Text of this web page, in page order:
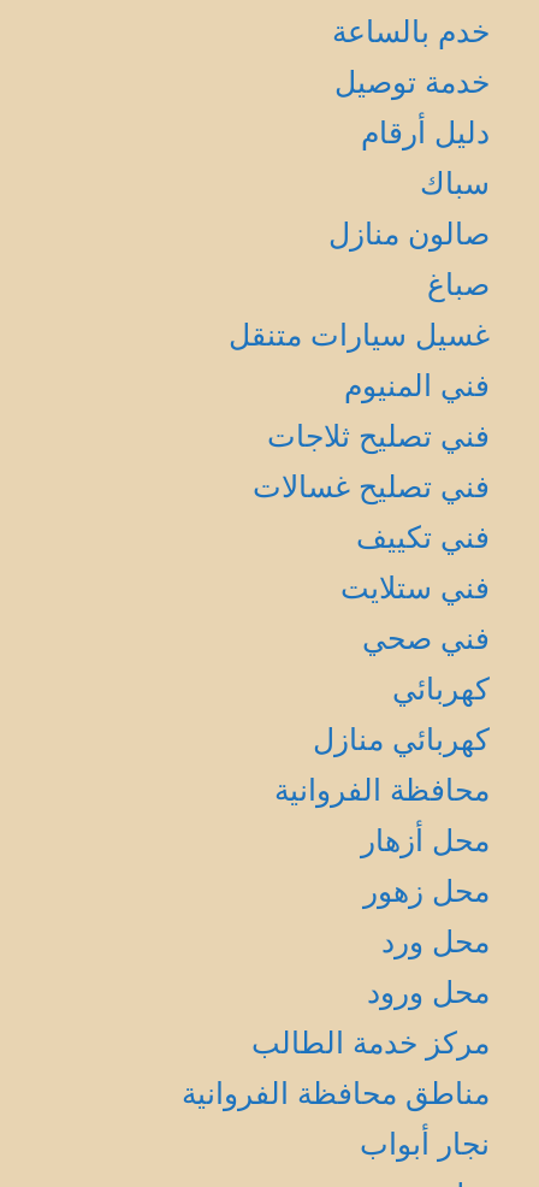
خدم بالساعة
خدمة توصيل
دليل أرقام
سباك
صالون منازل
صباغ
غسيل سيارات متنقل
فني المنيوم
فني تصليح ثلاجات
فني تصليح غسالات
فني تكييف
فني ستلايت
فني صحي
كهربائي
كهربائي منازل
محافظة الفروانية
محل أزهار
محل زهور
محل ورد
محل ورود
مركز خدمة الطالب
مناطق محافظة الفروانية
نجار أبواب